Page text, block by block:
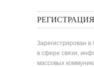
РЕГИСТРАЦИЯ
Зарегистрирован
в сфере связи,
массовых